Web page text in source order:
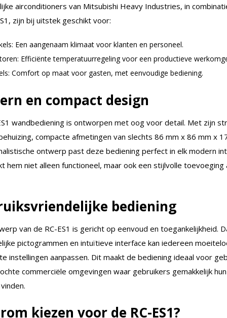
airconditioners van Mitsubishi Heavy Industries, in
zijn bij uitstek geschikt voor:
Een aangenaam klimaat voor klanten en personeel.
Efficiënte temperatuurregeling voor een productieve
Comfort op maat voor gasten, met eenvoudige bediening.
en compact design
wandbediening is ontworpen met oog voor detail. Met zijn
compacte afmetingen van slechts 86 mm x 86 mm x
ontwerp past deze bediening perfect in elk modern
hem niet alleen functioneel, maar ook een stijlvolle toevoeging
bediening
van de RC-ES1 is gericht op eenvoud en toegankelijkheid.
pictogrammen en intuïtieve interface kan iedereen
instellingen aanpassen. Dit maakt de bediening ideaal voor
commerciële omgevingen waar gebruikers gemakkelijk
kiezen voor de RC-ES1?